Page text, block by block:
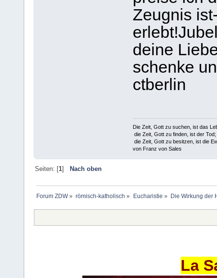
Zeugnis
deine
schenke
ctberlin
Die Zeit, Gott zu suchen, ist das
die Zeit, Gott zu finden, ist der Tod;
die Zeit, Gott zu besitzen, ist die
von Franz von Sales
Seiten: [1] Nach oben
Forum ZDW» römisch-katholisch » Eucharistie » Die Wirkung der
La